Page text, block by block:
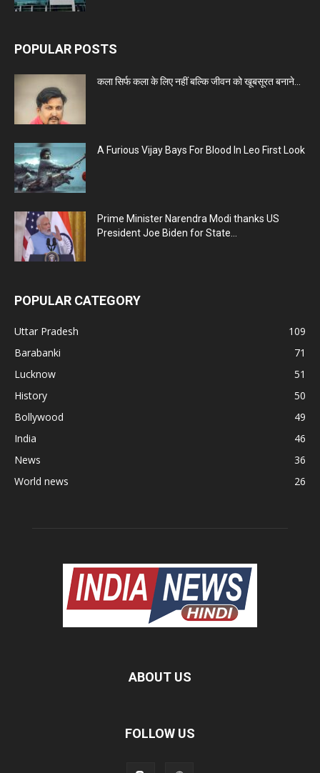
POPULAR POSTS
कला सिर्फ कला के लिए नहीं बल्कि जीवन को खूबसूरत बनाने...
A Furious Vijay Bays For Blood In Leo First Look
Prime Minister Narendra Modi thanks US
President Joe Biden for State...
POPULAR CATEGORY
Uttar Pradesh
109
Barabanki
71
Lucknow
51
History
50
Bollywood
49
India
46
News
36
World news
26
ABOUT US
FOLLOW US